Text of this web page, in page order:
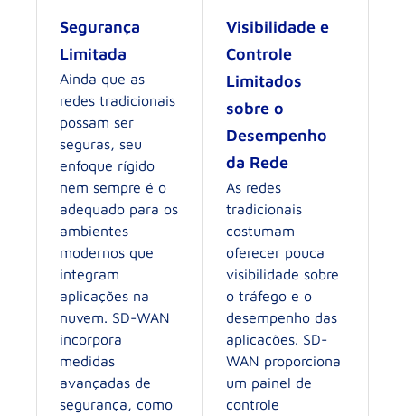
Segurança
Limitada
Ainda que as
redes tradicionais
possam ser
seguras, seu
enfoque rígido
nem sempre é o
adequado para os
ambientes
modernos que
integram
aplicações na
nuvem. SD-WAN
incorpora
medidas
avançadas de
segurança, como
Visibilidade e
Controle
Limitados
sobre o
Desempenho
da Rede
As redes
tradicionais
costumam
oferecer pouca
visibilidade sobre
o tráfego e o
desempenho das
aplicações. SD-
WAN proporciona
um painel de
controle